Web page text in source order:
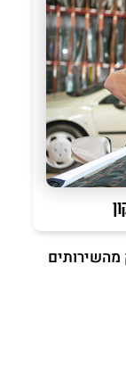
מהשירותים